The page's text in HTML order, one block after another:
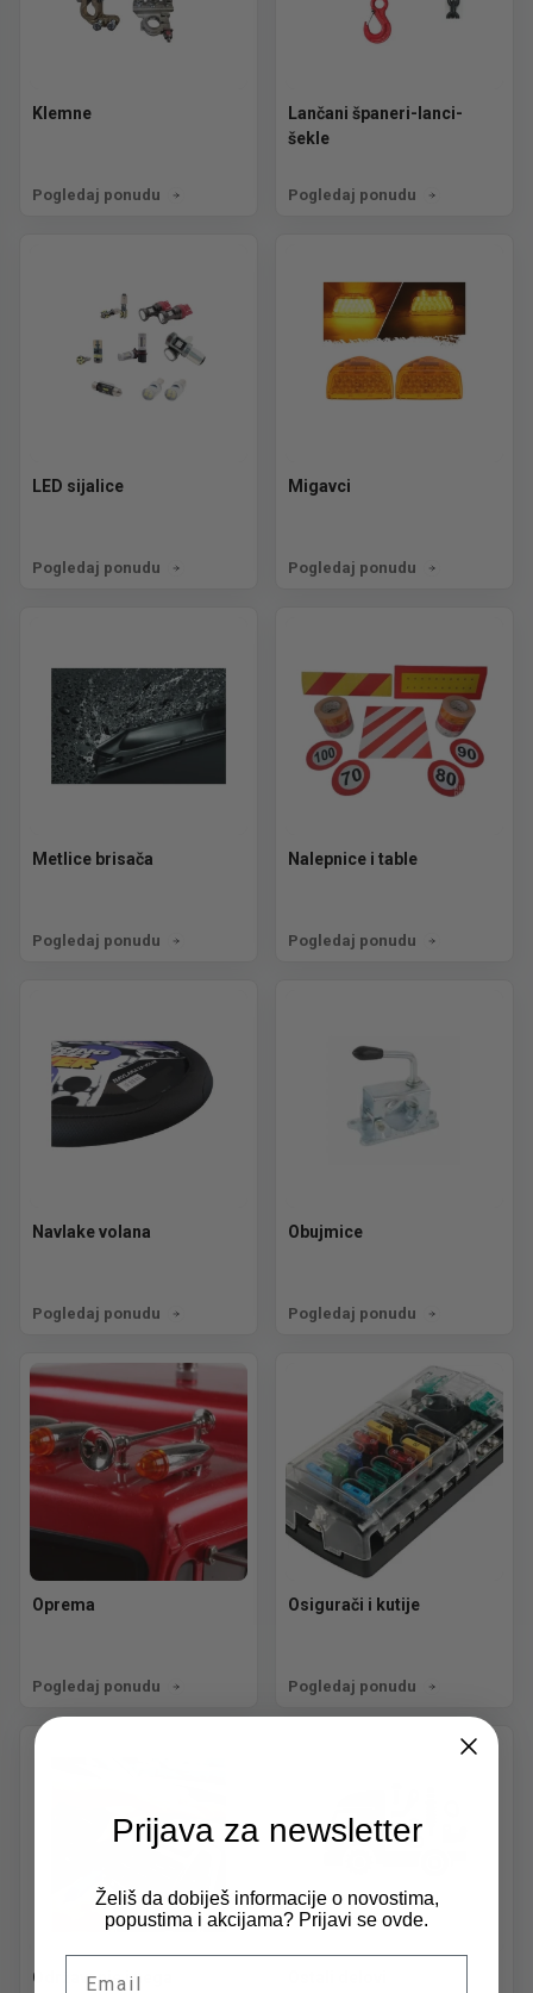
Klemne
Pogledaj ponudu
Lančani španeri-lanci-
šekle
Pogledaj ponudu
LED sijalice
Pogledaj ponudu
Migavci
Pogledaj ponudu
Metlice brisača
Pogledaj ponudu
Nalepnice i table
Pogledaj ponudu
Navlake volana
Pogledaj ponudu
Obujmice
Pogledaj ponudu
Oprema
Pogledaj ponudu
Osigurači i kutije
Pogledaj ponudu
Održavanje i nega
Prijava za newsletter
Želiš da dobiješ informacije o novostima,
popustima i akcijama? Prijavi se ovde.